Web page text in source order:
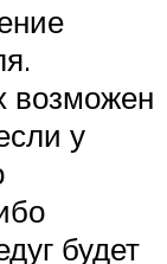
возможен
у
будет